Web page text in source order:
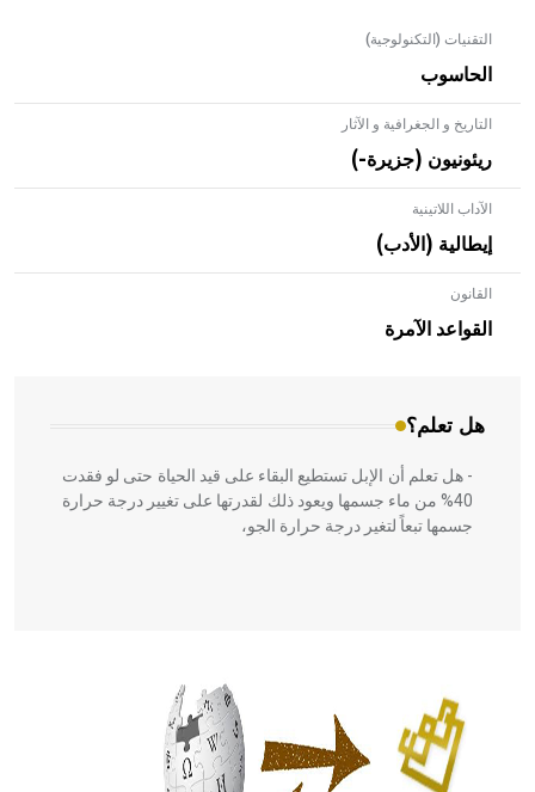
التقنيات (التكنولوجية)
الحاسوب
التاريخ و الجغرافية و الآثار
ريئونيون (جزيرة-)
الآداب اللاتينية
إيطالية (الأدب)
القانون
القواعد الآمرة
هل تعلم؟
- هل تعلم أن الأبلق نوع من الفنون الهندسية التي ارتبطت
بالعمارة الإسلامية في بلاد الشام ومصر خاصة، حيث يحرص
المعمار على بناء مداميكه وخاصة في الواجهات
- هل تعلم أن الإبل تستطيع البقاء على قيد الحياة حتى لو فقدت
40% من ماء جسمها ويعود ذلك لقدرتها على تغيير درجة حرارة
جسمها تبعاً لتغير درجة حرارة الجو،
الحكم، الأدلة، تنظيم التغذية، ورسالته في جروح الرأس. ويعود
له الفضل بأنه حرر الطب من الدين والفلسفة.